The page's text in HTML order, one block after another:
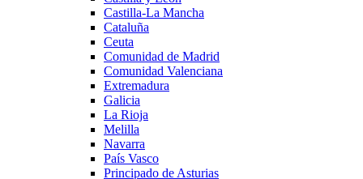
Castilla-La Mancha
Cataluña
Ceuta
Comunidad de Madrid
Comunidad Valenciana
Extremadura
Galicia
La Rioja
Melilla
Navarra
País Vasco
Principado de Asturias